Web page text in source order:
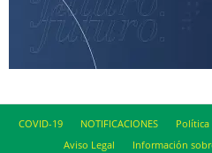
COVID-19 NOTIFICACIONES Política
Aviso Legal
Información